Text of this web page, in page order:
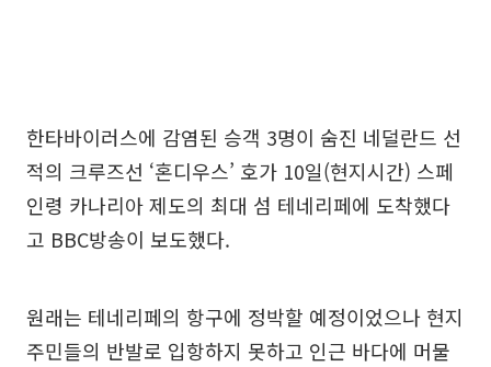
한타바이러스에 감염된 승객 3명이 숨진 네덜란드 선
적의 크루즈선 ‘혼디우스’ 호가 10일(현지시간) 스페
인령 카나리아 제도의 최대 섬 테네리페에 도착했다
고 BBC방송이 보도했다.
원래는 테네리페의 항구에 정박할 예정이었으나 현지
주민들의 반발로 입항하지 못하고 인근 바다에 머물